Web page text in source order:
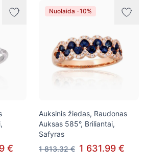
€
Nuolaida -10%
Auksinis žiedas, Raudonas
Auksas 585°, Briliantai,
Safyras
1 813.32 € 1 631.99 €